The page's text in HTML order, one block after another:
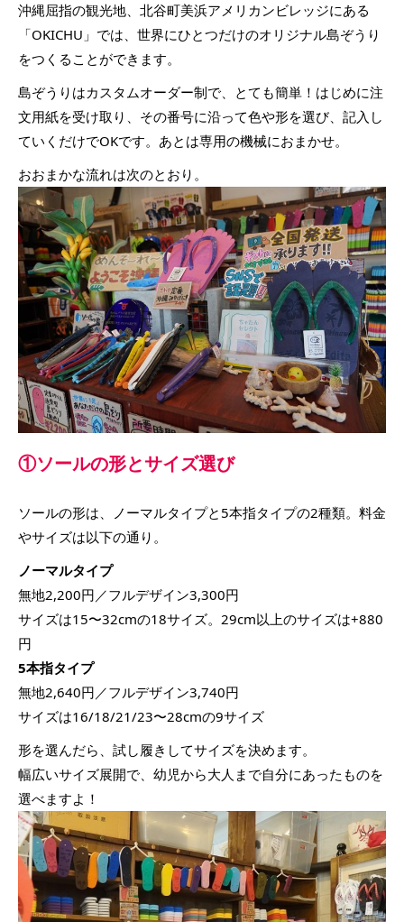
沖縄屈指の観光地、北谷町美浜アメリカンビレッジにある
「OKICHU」では、世界にひとつだけのオリジナル島ぞうり
をつくることができます。
島ぞうりはカスタムオーダー制で、とても簡単！はじめに注
文用紙を受け取り、その番号に沿って色や形を選び、記入し
ていくだけでOKです。あとは専用の機械におまかせ。
おおまかな流れは次のとおり。
①ソールの形とサイズ選び
ソールの形は、ノーマルタイプと5本指タイプの2種類。料金
やサイズは以下の通り。
ノーマルタイプ
無地2,200円／フルデザイン3,300円
サイズは15〜32cmの18サイズ。29cm以上のサイズは+880
円
5本指タイプ
無地2,640円／フルデザイン3,740円
サイズは16/18/21/23〜28cmの9サイズ
形を選んだら、試し履きしてサイズを決めます。
幅広いサイズ展開で、幼児から大人まで自分にあったものを
選べますよ！